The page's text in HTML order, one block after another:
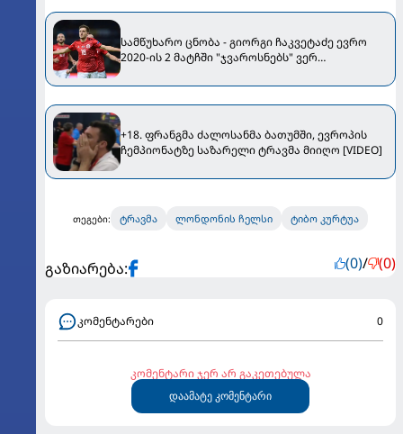
სამწუხარო ცნობა - გიორგი ჩაკვეტაძე ევრო
2020-ის 2 მატჩში "ჯვაროსნებს" ვერ
+18. ფრანგმა ძალოსანმა ბათუმში, ევროპის
ჩემპიონატზე საზარელი ტრავმა მიიღო [VIDEO]
თეგები: ტრავმა ლონდონის ჩელსი ტიბო კურტუა
გაზიარება: (0)/ (0)
კომენტარები 0
კომენტარი ჯერ არ გაკეთებულა
დაამატე კომენტარი